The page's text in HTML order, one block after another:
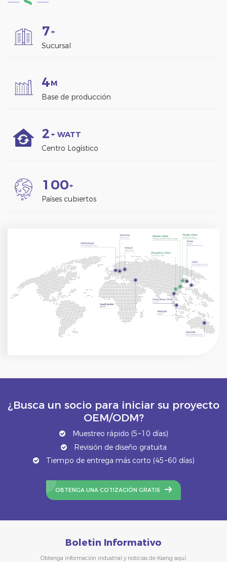
7+
Sucursal
4M
Base de producción
2 + WATT
Centro Logístico
1 00+
Países cubiertos
¿Busca un socio para iniciar su proyecto
OEM/ODM?
Muestreo rápido (5~10 días)
Revisión de diseño gratuita
Tiempo de entrega más corto (45~60 días)
OBTENGA UNA COTIZACIÓN GRATIS
Boletin Informativo
Obtenga información industrial y noticias de Kseng aquí.